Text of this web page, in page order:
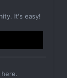
It's easy!